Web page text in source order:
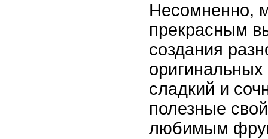
Несомненно,
прекрасным
создания
оригинальных
сладкий и
полезные
любимым